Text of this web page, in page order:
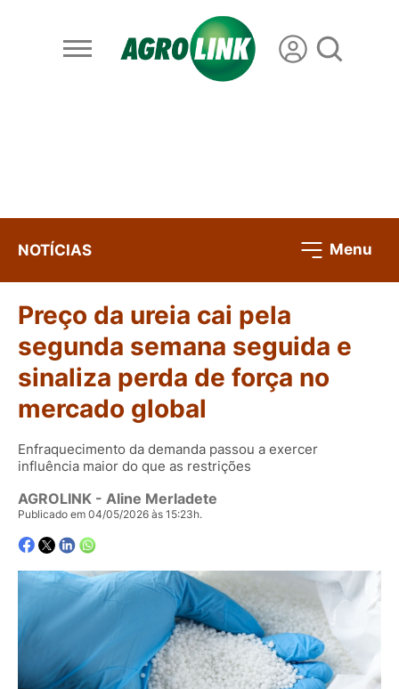
NOTÍCIAS Menu
Preço da ureia cai pela
segunda semana seguida e
sinaliza perda de força no
mercado global
Enfraquecimento da demanda passou a exercer
influência maior do que as restrições
AGROLINK - Aline Merladete
Publicado em 04/05/2026 às 15:23h.